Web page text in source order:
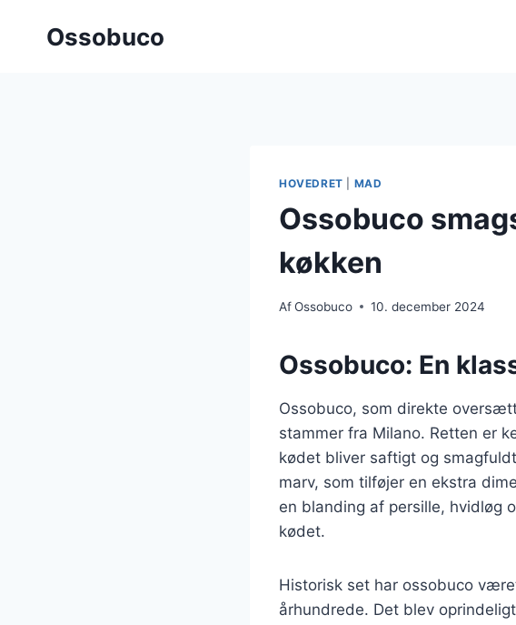
Ossobuco
HOVEDRET MAD
Ossobuco
køkken
AfOssobuco 10. december 2024
Ossobuco: En
Ossobuco, som direkte
stammer fra Milano. Retten er
kødet bliver saftigt og
marv, som tilføjer en ekstra
en blanding af persille, hvidløg
kødet.
Historisk set har ossobuco
århundrede. Det blev